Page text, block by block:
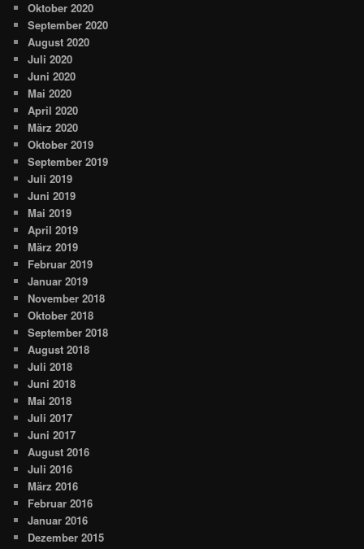
Oktober 2020
September 2020
August 2020
Juli 2020
Juni 2020
Mai 2020
April 2020
März 2020
Oktober 2019
September 2019
Juli 2019
Juni 2019
Mai 2019
April 2019
März 2019
Februar 2019
Januar 2019
November 2018
Oktober 2018
September 2018
August 2018
Juli 2018
Juni 2018
Mai 2018
Juli 2017
Juni 2017
August 2016
Juli 2016
März 2016
Februar 2016
Januar 2016
Dezember 2015